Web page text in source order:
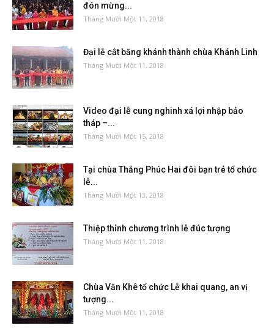
đón mừng...
Tháng Mười Một 11, 2018
Đại lễ cắt băng khánh thành chùa Khánh Linh
Tháng Mười Một 11, 2018
Video đại lễ cung nghinh xá lợi nhập bảo
tháp –...
Tháng Mười Một 15, 2018
Tại chùa Thắng Phúc Hai đôi bạn trẻ tổ chức
lễ...
Tháng Mười Một 13, 2018
Thiệp thỉnh chương trình lễ đúc tượng
Tháng Mười Một 11, 2018
Chùa Văn Khê tổ chức Lễ khai quang, an vị
tượng...
Tháng Mười Một 11, 2018